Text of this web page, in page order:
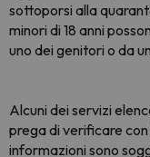
sottoporsi alla
minori di 18 anni
uno dei genitori o da
Alcuni dei servizi
prega di verificare
informazioni sono